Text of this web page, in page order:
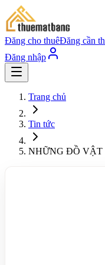
Đăng cho thuêĐăng cần
Đăng nhập
Trang chủ
Tin tức
NHỮNG ĐỒ VẬT